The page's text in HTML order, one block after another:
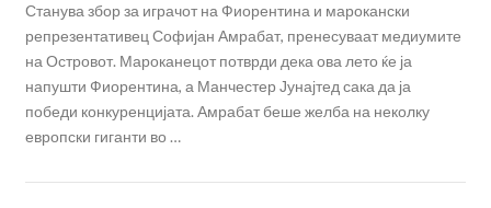
Станува збор за играчот на Фиорентина и марокански
репрезентативец Софијан Амрабат, пренесуваат медиумите
на Островот. Мароканецот потврди дека ова лето ќе ја
напушти Фиорентина, а Манчестер Јунајтед сака да ја
победи конкуренцијата. Амрабат беше желба на неколку
европски гиганти во …